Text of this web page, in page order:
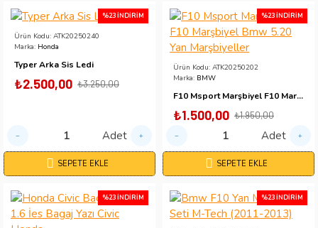
%23 İNDIRIM
Ürün Kodu: ATK20250240
Marka: Honda
Typer Arka Sis Ledi
₺2.500,00 ₺3.250,00
Adet
SEPETE EKLE
%23 İNDIRIM
Ürün Kodu: ATK20250202
Marka: BMW
F10 Msport Marşbiyel F10 Marşbiyel Bmw 5.20 Yan Marşbiyeller
₺1.500,00 ₺1.950,00
Adet
SEPETE EKLE
%23 İNDIRIM %23 İNDIRIM